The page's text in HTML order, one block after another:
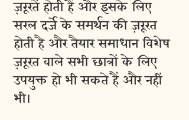
ज़रूरतें होती हैं और इसके लिए
सरल दर्जे के समर्थन की ज़रूरत
होती है और तैयार समाधान विशेष
ज़रूरत वाले सभी छात्रों के लिए
उपयुक्त हो भी सकते हैं और नहीं
भी।